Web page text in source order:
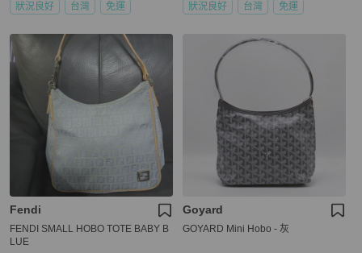
狀況良好 台灣 免運 狀況良好 台灣 免運
Fendi
FENDI SMALL HOBO TOTE BABY B
LUE
Goyard
GOYARD Mini Hobo - 灰